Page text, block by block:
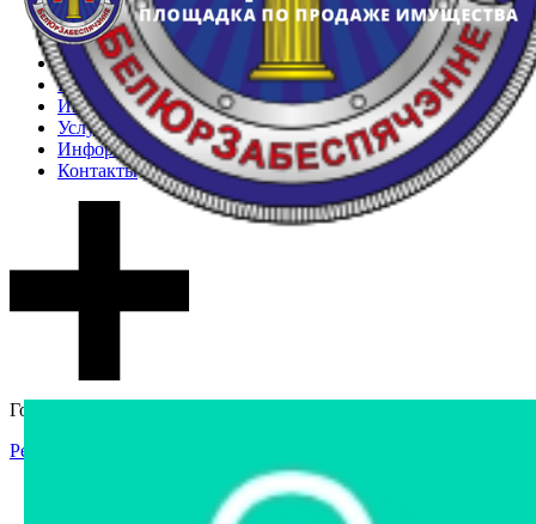
Реестр переоценок
Частное имущество
Государственное имущество
Интернет-магазин
Интернет-витрина
Услуги
Информация
Контакты
Гостевой доступ
Регистрация